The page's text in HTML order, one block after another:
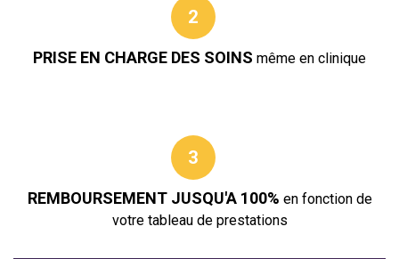
2
PRISE EN CHARGE DES SOINS même en clinique
3
REMBOURSEMENT JUSQU'A 100% en fonction de
votre tableau de prestations